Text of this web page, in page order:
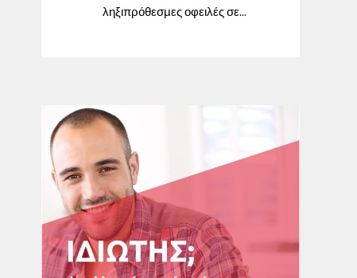
ληξιπρόθεσμες οφειλές σε